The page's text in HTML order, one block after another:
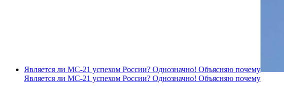
Является ли МС-21 успехом России? Однозначно! Объясняю почему
Является ли МС-21 успехом России? Однозначно! Объясняю почему